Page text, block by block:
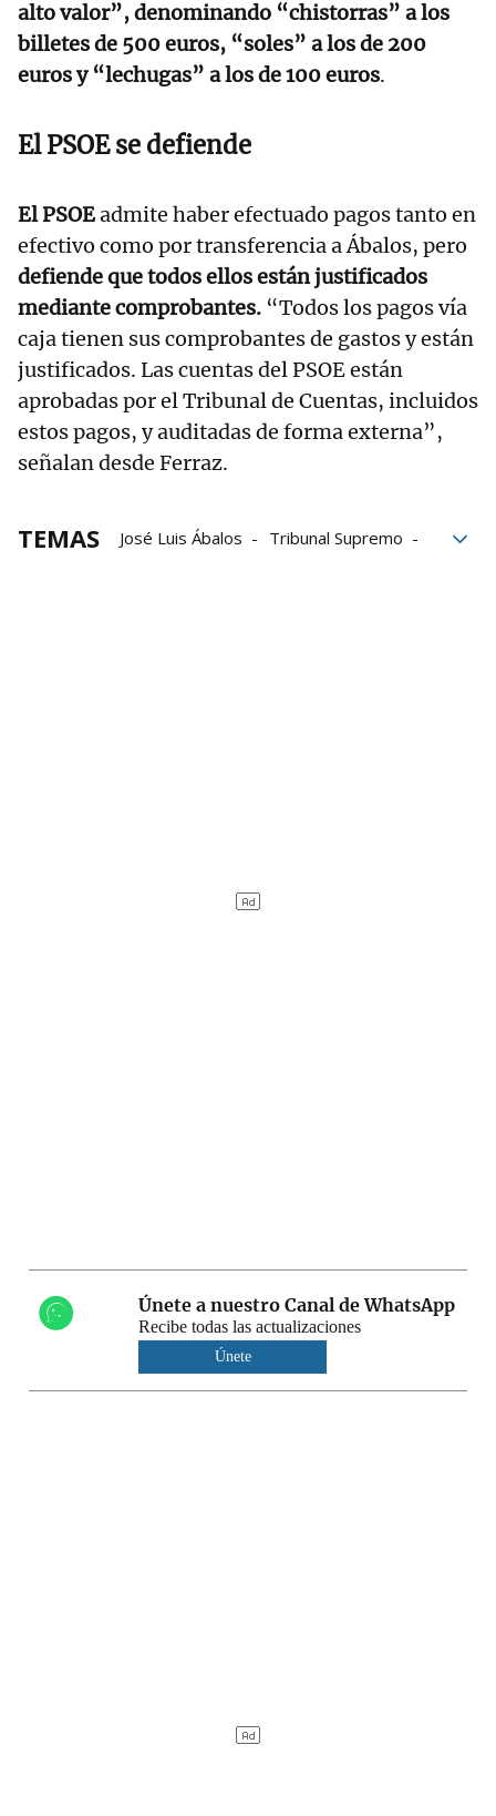
alto valor”, denominando “chistorras” a los
billetes de 500 euros, “soles” a los de 200
euros y “lechugas” a los de 100 euros.
El PSOE se defiende
El PSOEadmite haber efectuado pagos tanto en
efectivo como por transferencia a Ábalos, pero
defiende que todos ellos están justificados
mediante comprobantes. “Todos los pagos vía
caja tienen sus comprobantes de gastos y están
justificados. Las cuentas del PSOE están
aprobadas por el Tribunal de Cuentas, incluidos
estos pagos, y auditadas de forma externa”,
señalan desde Ferraz.
TEMAS José Luis Ábalos
Tribunal Supremo
Únete a nuestro Canal de WhatsApp
Recibe todas las actualizaciones
Únete